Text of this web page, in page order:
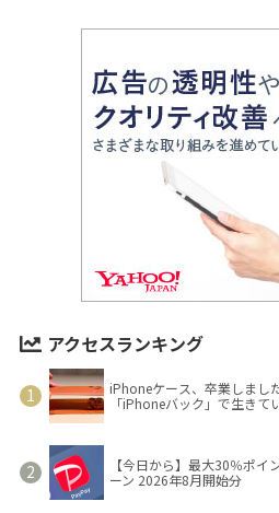
アクセスランキング
iPhoneケース、卒業しまし
「iPhoneバック」で生きて
【今日から】最大30％ポ
ーン 2026年8月開始分